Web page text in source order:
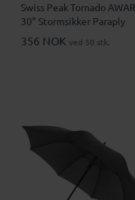
Swiss Peak Tornado
30" Stormsikker Paraply
356 NOK ved 50 stk.